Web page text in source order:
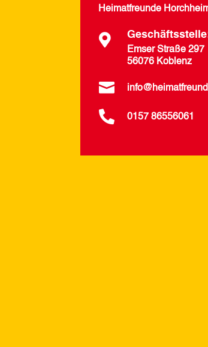
Heimatfreunde

Emser Straße 297
56076 Koblenz

 0157 86556061